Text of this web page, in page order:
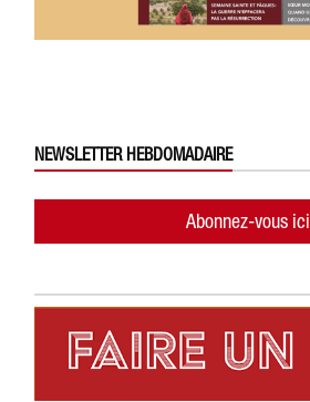
NEWSLETTER HEBDOMADAIRE
Abonnez-vous ici